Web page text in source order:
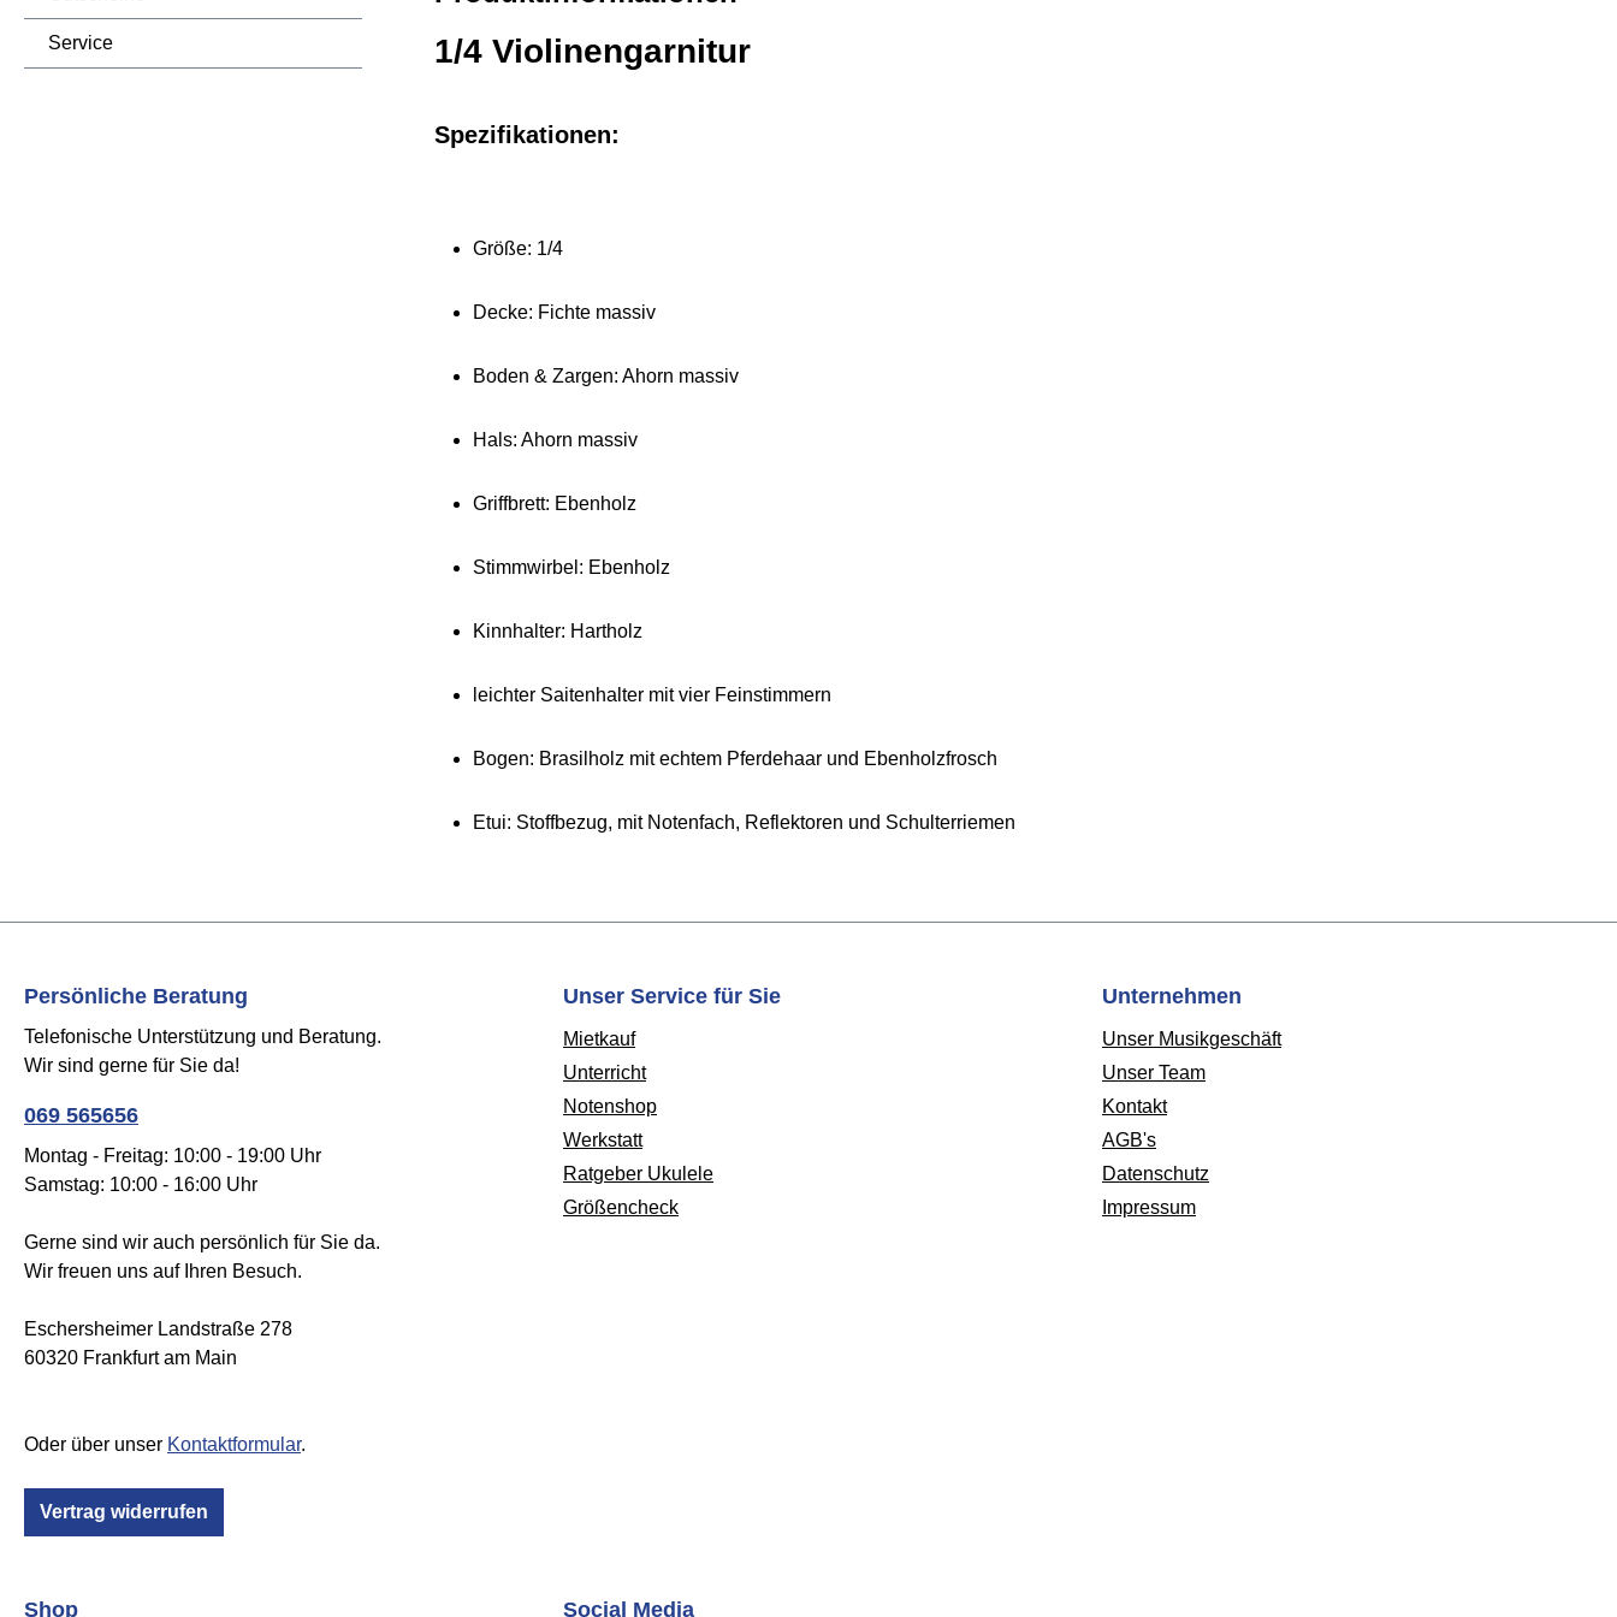
Service 1/4 Violinengarnitur
Spezifikationen:
Größe: 1/4
Decke: Fichte massiv
Boden & Zargen: Ahorn massiv
Hals: Ahorn massiv
Griffbrett: Ebenholz
Stimmwirbel: Ebenholz
Kinnhalter: Hartholz
leichter Saitenhalter mit vier Feinstimmern
Bogen: Brasilholz mit echtem Pferdehaar und Ebenholzfrosch
Etui: Stoffbezug, mit Notenfach, Reflektoren und Schulterriemen
Persönliche Beratung
Telefonische Unterstützung und Beratung.
Wir sind gerne für Sie da!
069 565656
Montag - Freitag: 10:00 - 19:00 Uhr
Samstag: 10:00 - 16:00 Uhr
Gerne sind wir auch persönlich für Sie da.
Wir freuen uns auf Ihren Besuch.
Eschersheimer Landstraße 278
60320 Frankfurt am Main
Oder über unser Kontaktformular.
Vertrag widerrufen
Unser Service für Sie
Mietkauf
Unterricht
Notenshop
Werkstatt
Ratgeber Ukulele
Größencheck
Unternehmen
Unser Musikgeschäft
Unser Team
Kontakt
AGB's
Datenschutz
Impressum
Shop Social Media